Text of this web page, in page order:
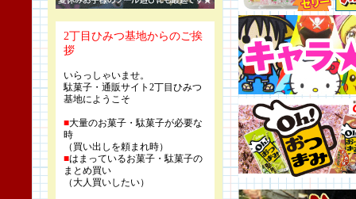
2丁目ひみつ基地からのご挨
拶
いらっしゃいませ。
駄菓子・通販サイト2丁目ひみつ
基地にようこそ
■大量のお菓子・駄菓子が必要な
時
（買い出しを頼まれ時）
■はまっているお菓子・駄菓子の
まとめ買い
（大人買いしたい）